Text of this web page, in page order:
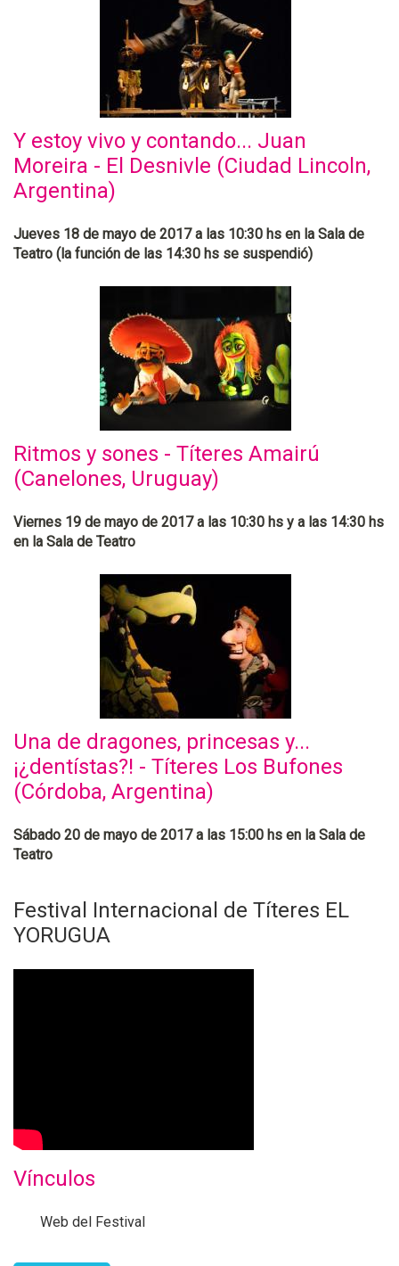
Y estoy vivo y contando... Juan
Moreira - El Desnivle (Ciudad Lincoln,
Argentina)
Jueves 18 de mayo de 2017 a las 10:30 hs en la Sala de
Teatro (la función de las 14:30 hs se suspendió)
Ritmos y sones - Títeres Amairú
(Canelones, Uruguay)
Viernes 19 de mayo de 2017 a las 10:30 hs y a las 14:30 hs
en la Sala de Teatro
Una de dragones, princesas y...
¡¿dentístas?! - Títeres Los Bufones
(Córdoba, Argentina)
Sábado 20 de mayo de 2017 a las 15:00 hs en la Sala de
Teatro
Festival Internacional de Títeres EL
YORUGUA
g
u
a
Vínculos
Web del Festival